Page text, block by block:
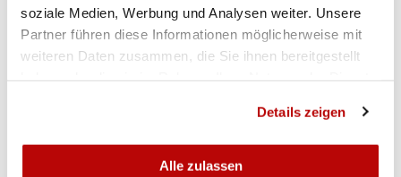
soziale Medien, Werbung und Analysen weiter. Unsere
Partner führen diese Informationen möglicherweise mit
weiteren Daten zusammen, die Sie ihnen bereitgestellt
Details zeigen
Alle zulassen